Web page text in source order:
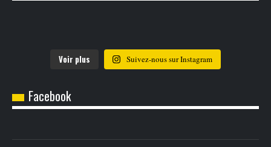
Voir plus Suivez-nous sur Instagram
Facebook